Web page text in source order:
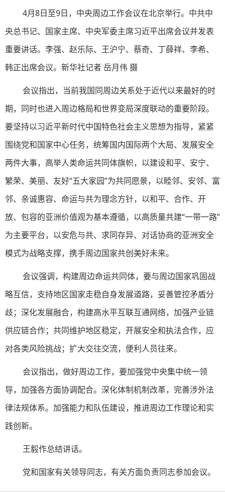
4月8日至9日，中央周边工作会议在北京举行。中共中
央总书记、国家主席、中央军委主席习近平出席会议并发表
重要讲话。李强、赵乐际、王沪宁、蔡奇、丁薛祥、李希、
韩正出席会议。新华社记者 岳月伟 摄
会议指出，当前我国同周边关系处于近代以来最好的时
期，同时也进入周边格局和世界变局深度联动的重要阶段。
要坚持以习近平新时代中国特色社会主义思想为指导，紧紧
围绕党和国家中心任务，统筹国内国际两个大局、发展安全
两件大事，高举人类命运共同体旗帜，以建设和平、安宁、
繁荣、美丽、友好“五大家园”为共同愿景，以睦邻、安邻、富
邻、亲诚惠容、命运与共为理念方针，以和平、合作、开
放、包容的亚洲价值观为基本遵循，以高质量共建“一带一路”
为主要平台，以安危与共、求同存异、对话协商的亚洲安全
模式为战略支撑，携手周边国家共创美好未来。
会议强调，构建周边命运共同体，要与周边国家巩固战
略互信，支持地区国家走稳自身发展道路，妥善管控矛盾分
歧；深化发展融合，构建高水平互联互通网络，加强产业链
供应链合作；共同维护地区稳定，开展安全和执法合作，应
对各类风险挑战；扩大交往交流，便利人员往来。
会议指出，做好周边工作，要加强党中央集中统一领
导，加强各方面协调配合。深化体制机制改革，完善涉外法
律法规体系。加强能力和队伍建设，推进周边工作理论和实
践创新。
王毅作总结讲话。
党和国家有关领导同志，有关方面负责同志参加会议。